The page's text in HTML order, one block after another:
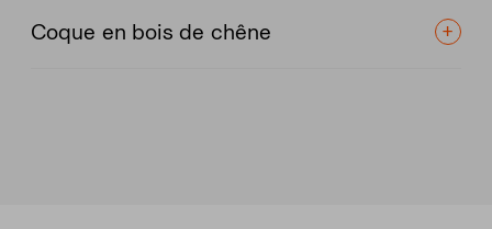
Coque en bois de chêne